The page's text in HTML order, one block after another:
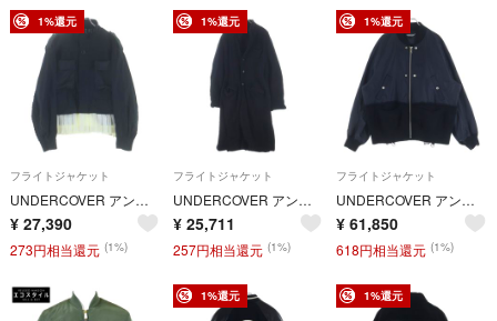
1%還元
フライトジャケット
UNDERCOVER アンダーカバー 25AW 袖切替ブルゾン ドッキングジャケット ブラック/ホワイト レディース UP1E1208
¥ 27,390
273円相当還元 (1%)
1%還元
フライトジャケット
UNDERCOVER アンダーカバー 19AW KNIT LONG JACKET ピークドラペル 3B ニットロングジャケット ブラック UCX4104-2
¥ 25,711
257円相当還元 (1%)
1%還元
フライトジャケット
UNDERCOVER アンダーカバー 25SS ニット切替 ナイロンタフタ UC1E4207-2 ボンバージャケット ブラック
¥ 61,850
618円相当還元 (1%)
1%還元 1%還元